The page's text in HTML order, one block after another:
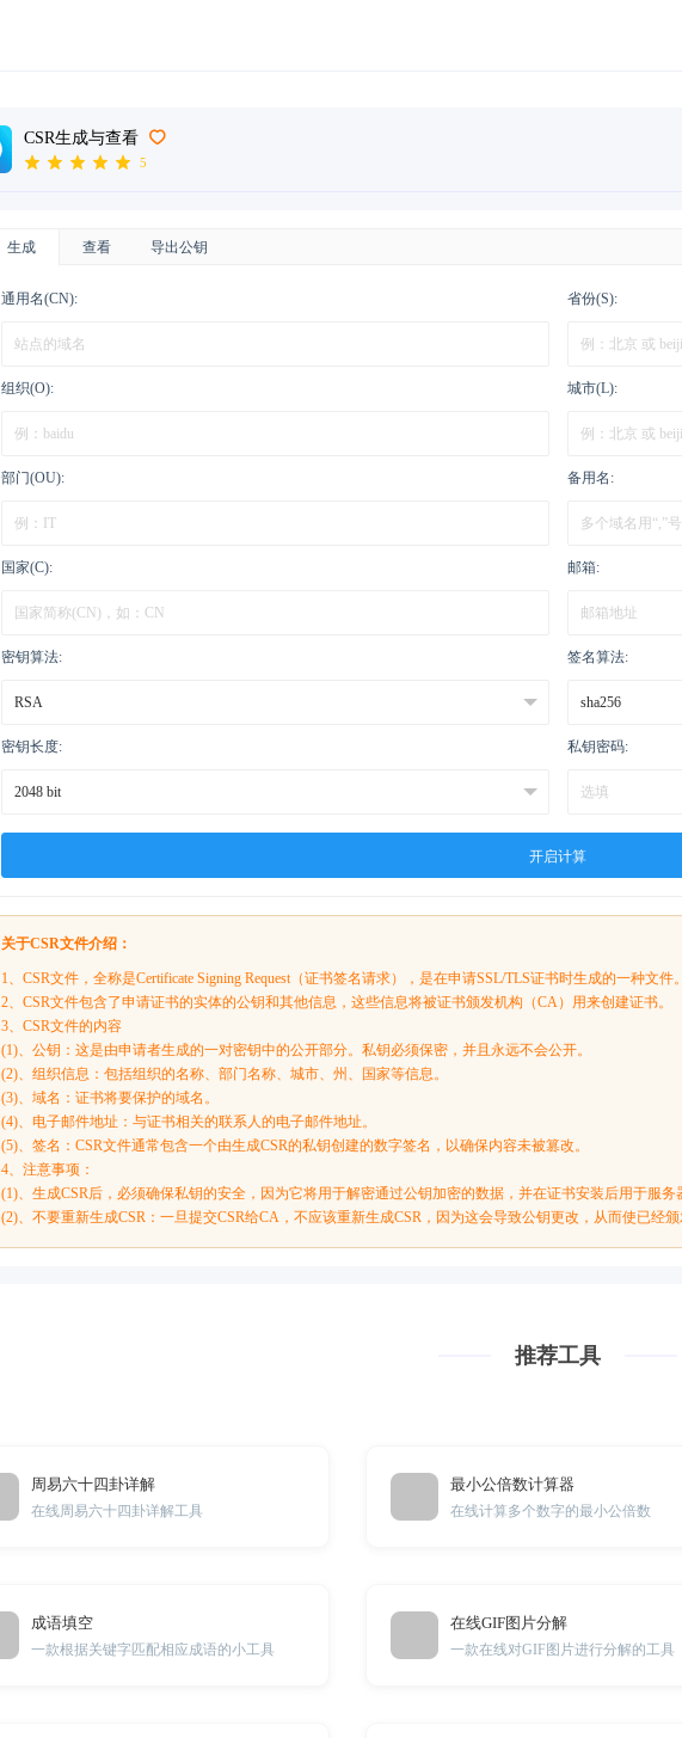
CSR生成与查看
5
生成 查看 导出公钥
通用名(CN):
组织(O):
部门(OU):
国家(C):
省份(S):
城市(L):
备用名:
邮箱:
密钥算法:
密钥长度:
签名算法:
私钥密码:
开启计算
关于CSR文件介绍：
1、CSR文件，全称是Certificate Signing Request（证书签名请求），是在申请SSL/TLS证书时生成的一种文件
2、CSR文件包含了申请证书的实体的公钥和其他信息，这些信息将被证书颁发机构（CA）用来创建证书。
3、CSR文件的内容
(1)、公钥：这是由申请者生成的一对密钥中的公开部分。私钥必须保密，并且永远不会公开。
(2)、组织信息：包括组织的名称、部门名称、城市、州、国家等信息。
(3)、域名：证书将要保护的域名。
(4)、电子邮件地址：与证书相关的联系人的电子邮件地址。
(5)、签名：CSR文件通常包含一个由生成CSR的私钥创建的数字签名，以确保内容未被篡改。
4、注意事项：
(1)、生成CSR后，必须确保私钥的安全，因为它将用于解密通过公钥加密的数据，并在证书安装后用于服务
(2)、不要重新生成CSR：一旦提交CSR给CA，不应该重新生成CSR，因为这会导致公钥更改，从而使已经
推荐工具
周易六十四卦详解
在线周易六十四卦详解工具
最小公倍数计算器
在线计算多个数字的最小公倍数
成语填空
一款根据关键字匹配相应成语的小工具
在线GIF图片分解
一款在线对GIF图片进行分解的工具